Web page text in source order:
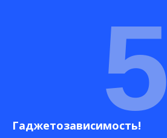
Гаджетозависимость!
5